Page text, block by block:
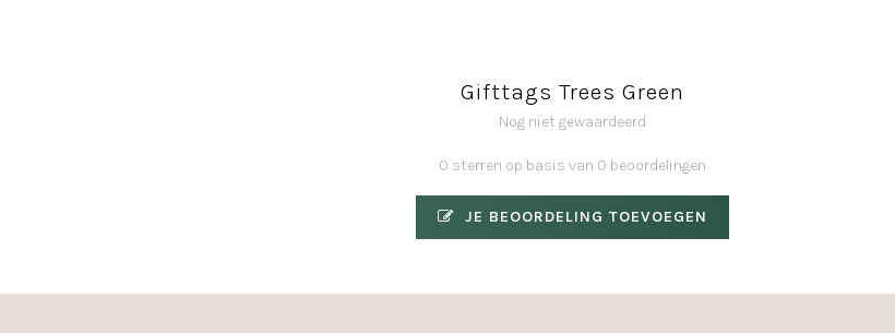
Gifttags Trees Green
Nog niet gewaardeerd
0 sterren op basis van 0 beoordelingen
JE BEOORDELING TOEVOEGEN